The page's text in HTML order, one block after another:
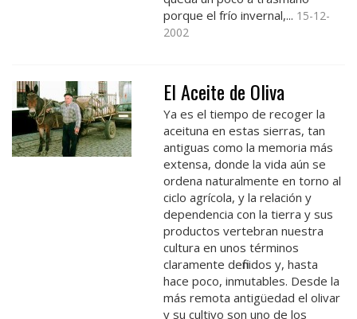
porque el frío invernal,... 15-12-
2002
El Aceite de Oliva
Ya es el tiempo de recoger la
aceituna en estas sierras, tan
antiguas como la memoria más
extensa, donde la vida aún se
ordena naturalmente en torno al
ciclo agrícola, y la relación y
dependencia con la tierra y sus
productos vertebran nuestra
cultura en unos términos
claramente definidos y, hasta
hace poco, inmutables. Desde la
más remota antigüedad el olivar
y su cultivo son uno de los